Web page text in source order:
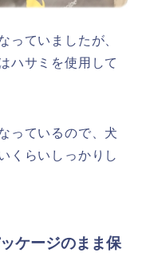
っていましたが、
ハサミを使用して
っているので、犬
くらいしっかりし
ケージのまま保